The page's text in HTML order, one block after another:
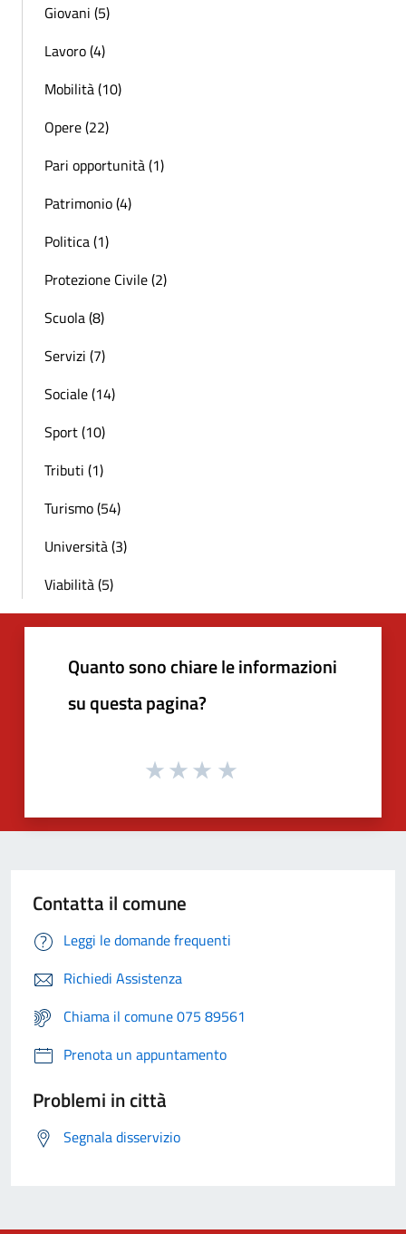
Giovani (5)
Lavoro (4)
Mobilità (10)
Opere (22)
Pari opportunità (1)
Patrimonio (4)
Politica (1)
Protezione Civile (2)
Scuola (8)
Servizi (7)
Sociale (14)
Sport (10)
Tributi (1)
Turismo (54)
Università (3)
Viabilità (5)
Quanto sono chiare le informazioni
su questa pagina?
Contatta il comune
Leggi le domande frequenti
Richiedi Assistenza
Chiama il comune 075 89561
Prenota un appuntamento
Problemi in città
Segnala disservizio